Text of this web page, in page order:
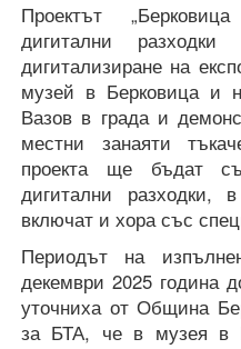
Проектът
дигитални
дигитализиране на
музей в Берковица и
Вазов в града и
местни занаяти
проекта ще бъдат
дигитални
включат и хора със
Периодът на
декември 2025 година
уточниха от Община
за БТА, че в музея в